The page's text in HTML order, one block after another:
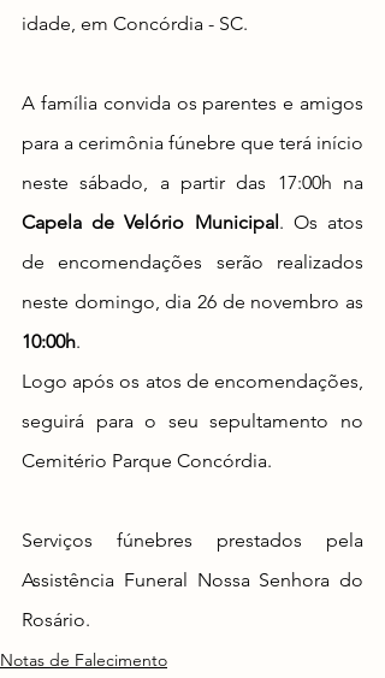
idade, em Concórdia - SC.
A família convida os parentes e amigos
para a cerimônia fúnebre que terá início
Capela de Velório Municipal. Os atos
de encomendações serão realizados
10:00h.
Logo após os atos de encomendações,
seguirá para o seu sepultamento no
Cemitério Parque Concórdia.
Serviços fúnebres prestados pela
Assistência Funeral Nossa Senhora do
Rosário.
Notas de Falecimento